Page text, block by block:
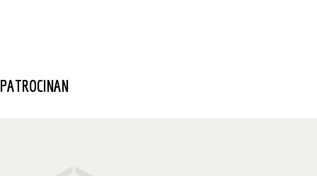
PATROCINAN